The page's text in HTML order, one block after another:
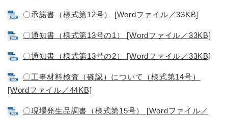
〇承諾書（様式第12号） [Wordファイル／33KB]
〇通知書（様式第13号の1） [Wordファイル／33KB]
〇通知書（様式第13号の2） [Wordファイル／33KB]
〇工事材料検査（確認）について（様式第14号）
[Wordファイル／44KB]
〇現場発生品調書（様式第15号） [Wordファイル／